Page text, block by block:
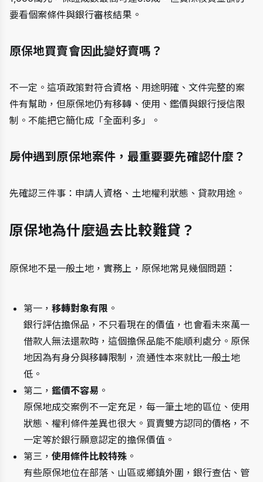
要看個案條件與銀行審核結果。
原保地買賣會因此變好賣嗎？
不一定。這項政策對符合資格、用途明確、文件完整的案
件有幫助，但原保地仍有移轉、使用、鑑價與銀行授信限
制。不能把它簡化成「全面利多」。
房仲遇到原保地案件，最重要要先確認什麼？
先確認三件事：申請人資格、土地權利狀態、貸款用途。
原保地為什麼過去比較難貸？
原保地不是一般土地，實務上，原保地常見幾個問題：
第一，移轉對象有限 。
銀行評估擔保品，不只看現在的價值，也會看未來萬一
借款人無法還款時，這個擔保品能不能順利處分。原保
地因為有身分與移轉限制，流通性本來就比一般土地
低。
第二，鑑價不容易 。
原保地成交案例不一定充足，每一筆土地的區位、使用
狀態、權利條件差異也很大。買賣雙方認同的價格，不
一定等於銀行願意認定的擔保價值。
第三，使用條件比較特殊 。
有些原保地位在部落、山區或鄉鎮外圍，銀行查估、管